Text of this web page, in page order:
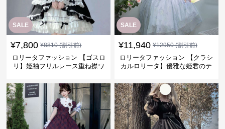
SALE
¥7,800 ¥8810(割引前)
ロリータファッション 【ゴスロ
リ】姫袖フリルレース重ね襟ワ
SALE
¥11,940 ¥12950(割引前)
ロリータファッション 【クラシ
カルロリータ】優雅な姫君のテ